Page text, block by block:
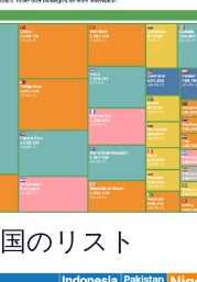
のリスト